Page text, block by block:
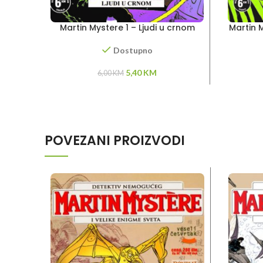
Martin Mystere 1 – Ljudi u crnom
Dostupno
6,00KM Original
5,40KM
Martin
POVEZANI PROIZVODI